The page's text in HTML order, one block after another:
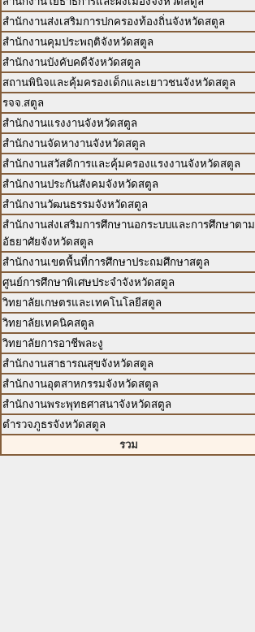
สำนักงานส่งเสริมการปกครองท้องถิ่นจังหวัดสตูล
สำนักงานคุมประพฤติจังหวัดสตูล
สำนักงานบังคับคดีจังหวัดสตูล
สถานพินิจและคุ้มครองเด็กและเยาวชนจังหวัดสตูล
รจจ.สตูล
สำนักงานแรงงานจังหวัดสตูล
สำนักงานจัดหางานจังหวัดสตูล
สำนักงานสวัสดิการและคุ้มครองแรงงานจังหวัดสตูล
สำนักงานประกันสังคมจังหวัดสตูล
สำนักงานวัฒนธรรมจังหวัดสตูล
สำนักงานส่งเสริมการศึกษานอกระบบและการศึกษาตาม
อัธยาศัยจังหวัดสตูล
สำนักงานเขตพื้นที่การศึกษาประถมศึกษาสตูล
ศูนย์การศึกษาพิเศษประจำจังหวัดสตูล
วิทยาลัยเกษตรและเทคโนโลยีสตูล
วิทยาลัยเทคนิคสตูล
วิทยาลัยการอาชีพละงู
สำนักงานสาธารณสุขจังหวัดสตูล
สำนักงานอุตสาหกรรมจังหวัดสตูล
สำนักงานพระพุทธศาสนาจังหวัดสตูล
ตำรวจภูธรจังหวัดสตูล
รวม